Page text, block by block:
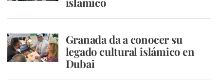
Granada da a conocer su
legado cultural islámico en
Dubai